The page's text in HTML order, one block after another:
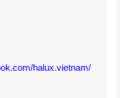
halux.vietnam/